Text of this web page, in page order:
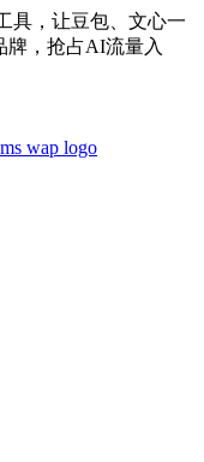
具，让豆包、文心一
牌，抢占AI流量入